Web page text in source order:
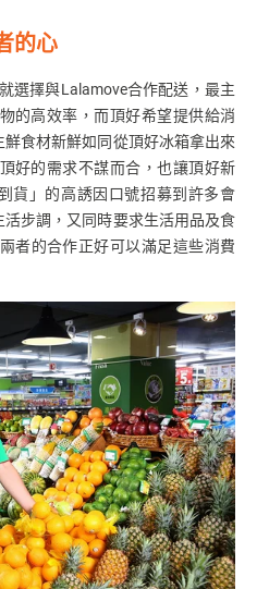
的心
選擇與Lalamove合作配送，最主
的高效率，而頂好希望提供給消
食材新鮮如同從頂好冰箱拿出來
好的需求不謀而合，也讓頂好新
貨」的高誘因口號招募到許多會
步調，又同時要求生活用品及食
者的合作正好可以滿足這些消費